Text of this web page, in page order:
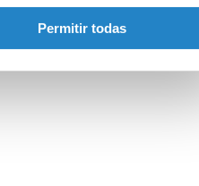
Permitir todas